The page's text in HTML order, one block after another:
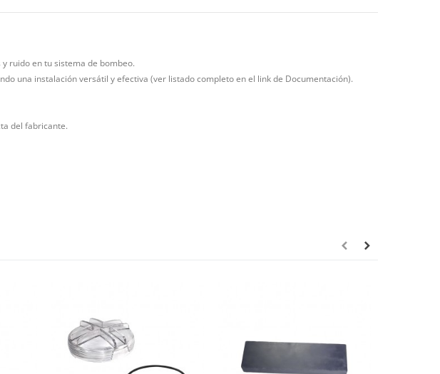
ruido en tu sistema de bombeo.
una instalación versátil y efectiva (ver listado completo en el link de Documentación).
del fabricante.